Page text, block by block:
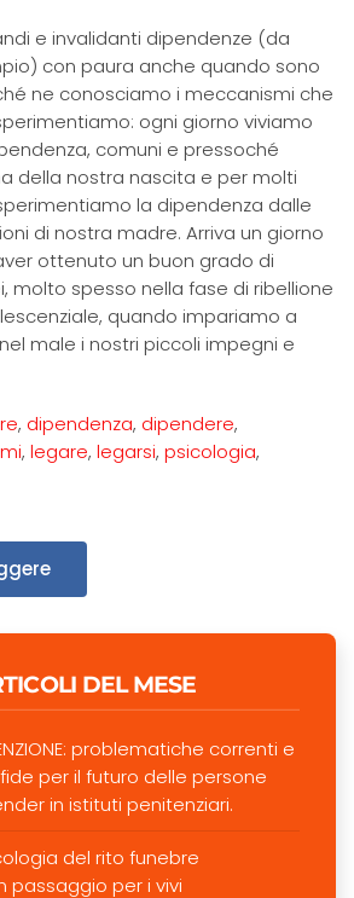
e invalidanti dipendenze (da
con paura anche quando sono
ne conosciamo i meccanismi che
ogni giorno viviamo
comuni e pressoché
della nostra nascita e per molti
la dipendenza dalle
di nostra madre. Arriva un giorno
ottenuto un buon grado di
molto spesso nella fase di ribellione
quando impariamo a
male i nostri piccoli impegni e
, dipendenza, dipendere,
, legare, legarsi, psicologia,
DEL MESE
problematiche correnti e
per il futuro delle persone
in istituti penitenziari.
del rito funebre
passaggio per i vivi